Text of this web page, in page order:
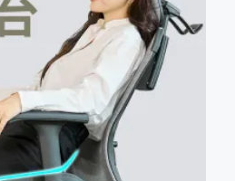
ビス開発 フード・
ビュー